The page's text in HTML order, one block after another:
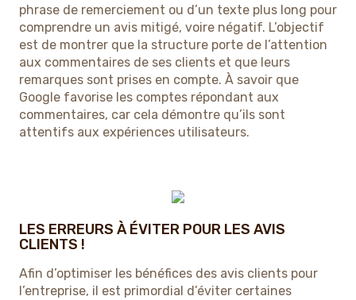
phrase de remerciement ou d’un texte plus long pour
comprendre un avis mitigé, voire négatif. L’objectif
est de montrer que la structure porte de l’attention
aux commentaires de ses clients et que leurs
remarques sont prises en compte. À savoir que
Google favorise les comptes répondant aux
commentaires, car cela démontre qu’ils sont
attentifs aux expériences utilisateurs.
LES ERREURS À ÉVITER POUR LES AVIS
CLIENTS !
Afin d’optimiser les bénéfices des avis clients pour
l’entreprise, il est primordial d’éviter certaines